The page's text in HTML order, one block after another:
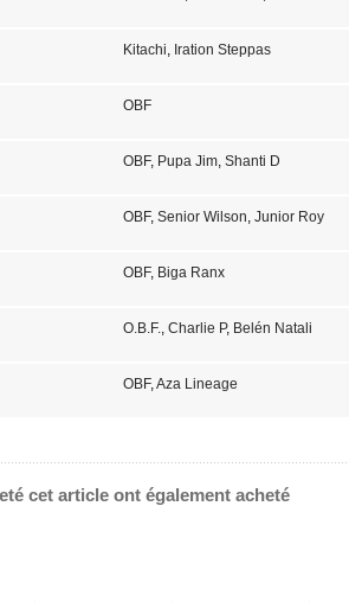
Kitachi, Iration Steppas
OBF
OBF, Pupa Jim, Shanti D
OBF, Senior Wilson, Junior Roy
OBF, Biga Ranx
O.B.F., Charlie P, Belén Natali
OBF,Aza Lineage
cet article ont également acheté